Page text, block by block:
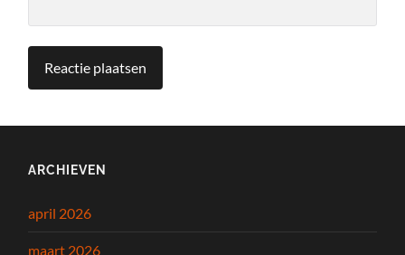
ARCHIEVEN
april 2026
maart 2026